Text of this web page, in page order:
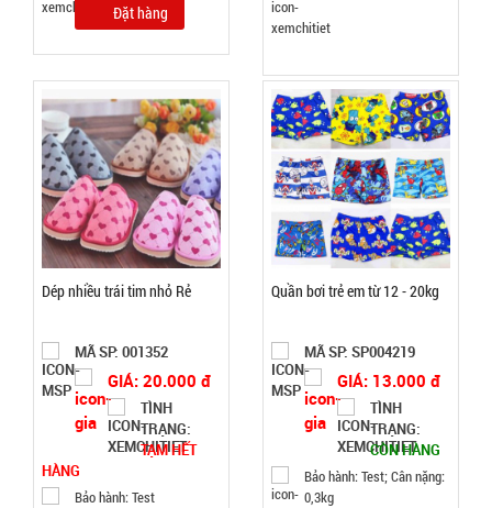
Bọc chân
chống xe
MỎNG RẺ -
2 dây rút (
MÃ
SP:
001545
2.200 đ
TRẠNG:
CÒN HÀNG
Đặt hàng
Dép nhiều trái tim nhỏ Rẻ
MÃ SP: 001352
GIÁ: 20.000 đ
TÌNH
TRẠNG:
TẠM HẾT
HÀNG
Bảo hành: Test
Quần bơi trẻ em từ 12 - 20kg
MÃ SP: SP004219
GIÁ: 13.000 đ
TÌNH
TRẠNG:
CÒN HÀNG
Bảo hành: Test; Cân nặng:
0,3kg